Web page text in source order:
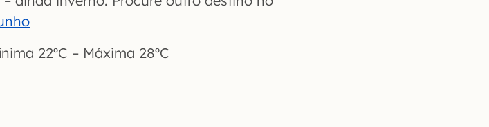
22ºC – Máxima 28ºC